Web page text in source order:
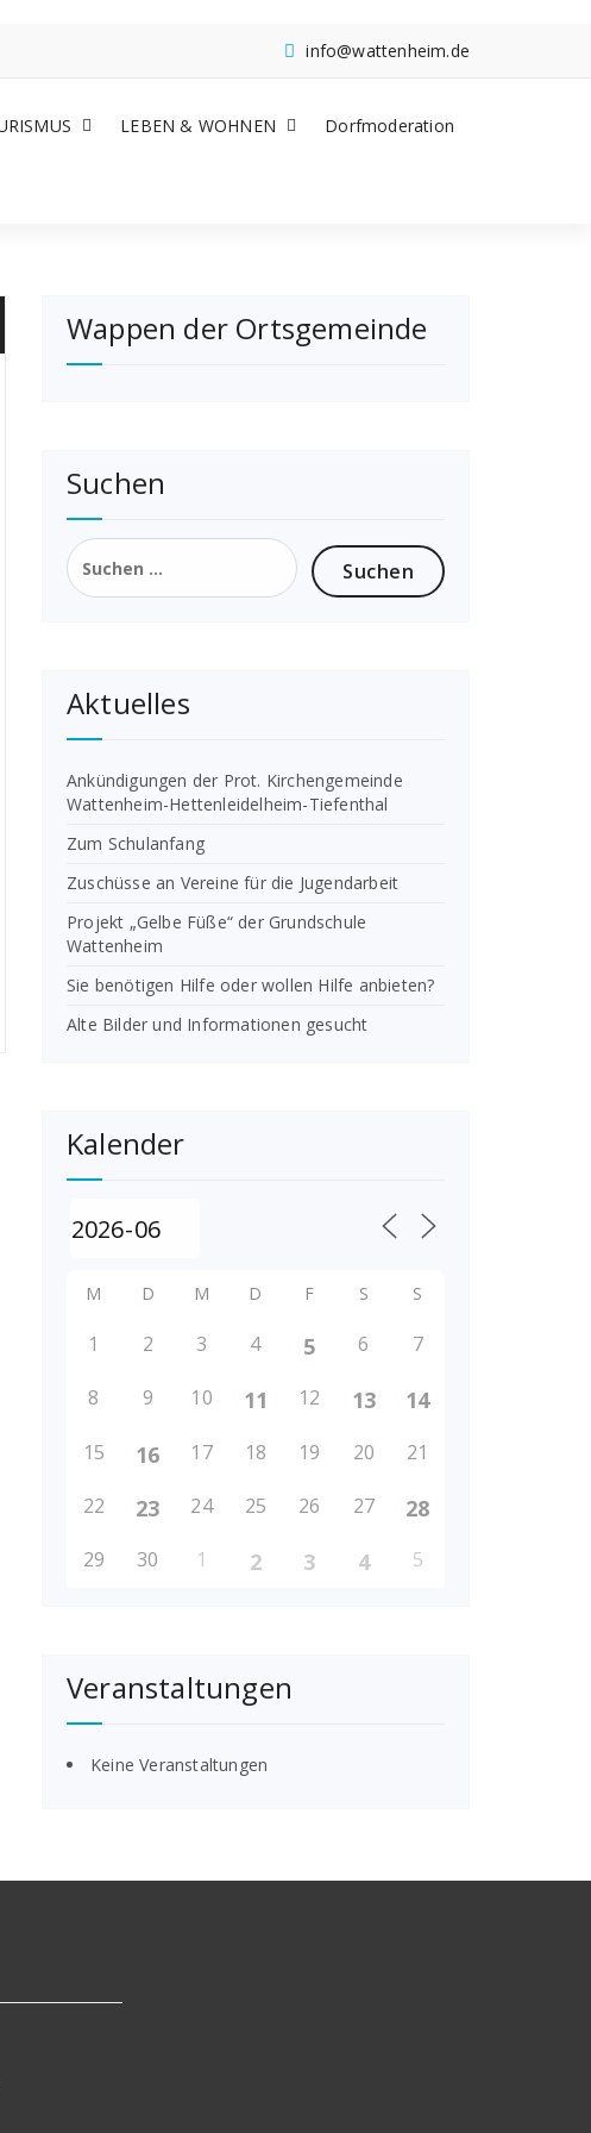
info@wattenheim.de
LEBEN & WOHNEN Dorfmoderation
Wappen der Ortsgemeinde
Suchen
Suchen
nach:
Aktuelles
Ankündigungen der Prot. Kirchengemeinde
Wattenheim-Hettenleidelheim-Tiefenthal
Zum Schulanfang
Zuschüsse an Vereine für die Jugendarbeit
Projekt „Gelbe Füße“ der Grundschule
Wattenheim
Sie benötigen Hilfe oder wollen Hilfe anbieten?
Alte Bilder und Informationen gesucht
Kalender
M D M D F S S
1 2 3 4 5 6 7
8 9 10 11 12 13 14
15 16 17 18 19 20 21
22 23 24 25 26 27 28
29 30 1 2 3 4 5
Veranstaltungen
Keine Veranstaltungen